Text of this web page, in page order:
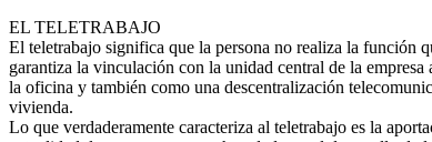
EL TELETRABAJO
El teletrabajo significa que la persona no realiza la función
garantiza la vinculación con la unidad central de la
la oficina y también como una descentralización
vivienda.
Lo que verdaderamente caracteriza al teletrabajo es la